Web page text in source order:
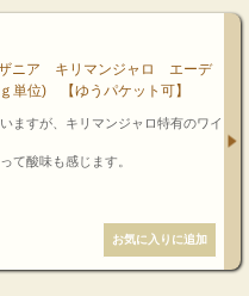
ニア キリマンジャロ エーデ
単位) 【ゆうパケット可】
ますが、キリマンジャロ特有のワイ
て酸味も感じます。